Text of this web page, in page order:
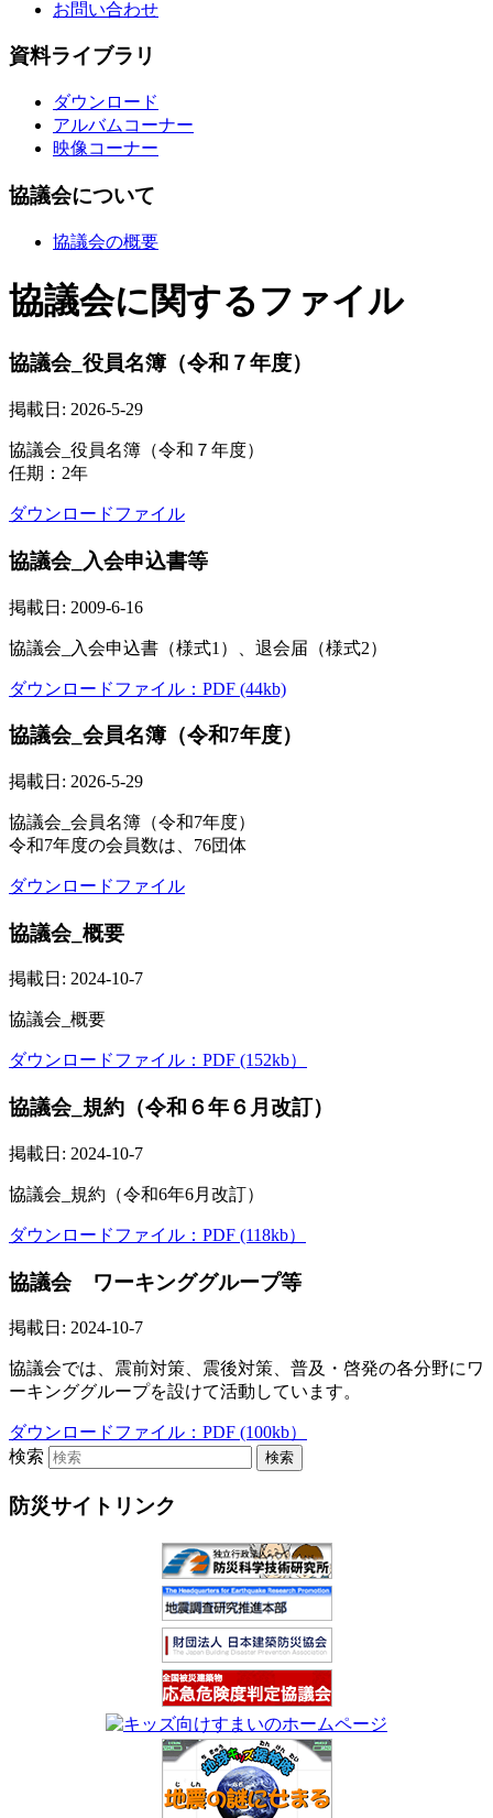
お問い合わせ
資料ライブラリ
ダウンロード
アルバムコーナー
映像コーナー
協議会について
協議会の概要
協議会に関するファイル
協議会_役員名簿（令和７年度）
掲載日: 2026-5-29
協議会_役員名簿（令和７年度）
任期：2年
ダウンロードファイル
協議会_入会申込書等
掲載日: 2009-6-16
協議会_入会申込書（様式1）、退会届（様式2）
ダウンロードファイル：PDF (44kb)
協議会_会員名簿（令和7年度）
掲載日: 2026-5-29
協議会_会員名簿（令和7年度）
令和7年度の会員数は、76団体
ダウンロードファイル
協議会_概要
掲載日: 2024-10-7
協議会_概要
ダウンロードファイル：PDF (152kb）
協議会_規約（令和６年６月改訂）
掲載日: 2024-10-7
協議会_規約（令和6年6月改訂）
ダウンロードファイル：PDF (118kb）
協議会 ワーキンググループ等
掲載日: 2024-10-7
協議会では、震前対策、震後対策、普及・啓発の各分野にワ
ーキンググループを設けて活動しています。
ダウンロードファイル：PDF (100kb）
検索
検索
防災サイトリンク